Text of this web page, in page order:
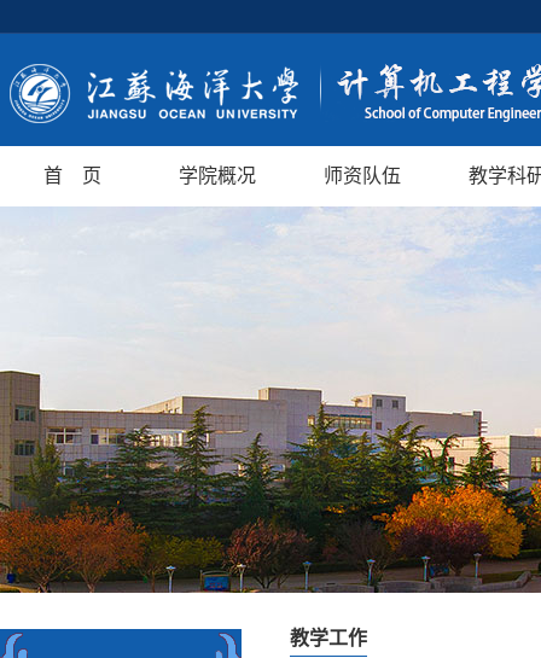
首 页 学院概况 师资队伍 教学科
教学工作